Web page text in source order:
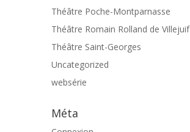
Théâtre Poche-Montparnasse
Théâtre Romain Rolland de Villejuif
Théâtre Saint-Georges
Uncategorized
websérie
Méta